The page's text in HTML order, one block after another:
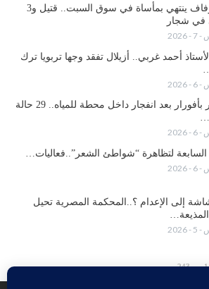
حفل زفاف ينتهي بمأساة في سوق السبت.. قتيل و3
شجار
أحمد غربي.. أزيلال تفقد وجها تربويا ترك
استنفار بأفورار بعد انفجار داخل محطة للمياه.. 29 حالة
السابعة لتظاهرة “شواطئ الشعر”..فعاليات…
إلى الإعدام ؟..المحكمة المصرية تحيل
1 من 243